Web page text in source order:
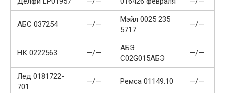
АБС 037254 —/—
Мэйл 0025 235
5717
—/—
НК 0222563 —/—
АБЭ
C02G015АБЭ
—/—
Лед 0181722-
701
—/— Ремса 01149.10 —/—